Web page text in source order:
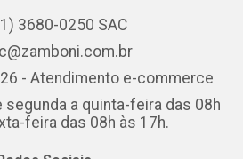
3680-0250 SAC
- Atendimento e-commerce
segunda a quinta-feira das 08h
feira das 08h às 17h.